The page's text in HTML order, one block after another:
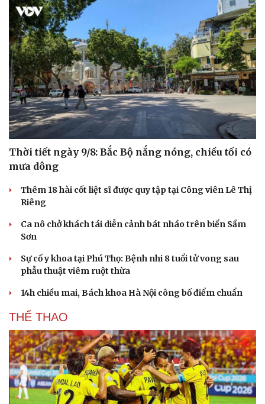
Thời tiết ngày 9/8: Bắc Bộ nắng nóng, chiều tối có
mưa dông
Thêm 18 hài cốt liệt sĩ được quy tập tại Công viên Lê Thị
Riêng
Ca nô chở khách tái diễn cảnh bát nháo trên biển Sầm
Sơn
Sự cố y khoa tại Phú Thọ: Bệnh nhi 8 tuổi tử vong sau
phẫu thuật viêm ruột thừa
14h chiều mai, Bách khoa Hà Nội công bố điểm chuẩn
THỂ THAO